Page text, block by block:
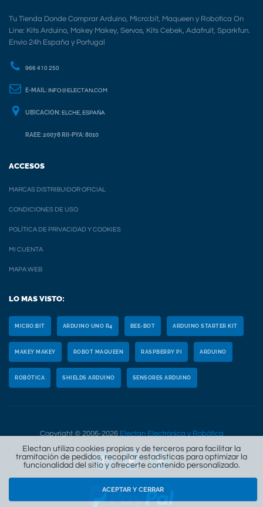
Tu Tienda Donde Comprar Arduino, Micro:bit, Maqueen y Robotica On
Line: Kits Arduino, Makey Makey, Servos, Kits Cebek, Adafruit, Sparkfun.
Envio 24h España y Portugal
966 410 250
E-MAIL: INFO@ELECTAN.COM
UBICACION: ELCHE, ESPAÑA
RAEE: 20078 RII-PYA: 8010
ACCESOS
MARCAS DISTRIBUIDOR OFICIAL
CONDICIONES DE USO
POLÍTICA DE PRIVACIDAD Y COOKIES
MI CUENTA
MAPA WEB
LO MAS VISTO:
MICRO:BIT ARDUINO UNO R4 BEE-BOT ARDUINO STARTER KIT
MAKEY MAKEY ROBOT MAQUEEN RASPBERRY PI ARDUINO
ROBÓTICA SHIELDS ARDUINO SENSORES ARDUINO
Copyright © 2006-2026 Electan Electrónica y Robótica
Electan utiliza cookies propias y de terceros para facilitar la
tramitación de pedidos, recopilar estadísticas para optimizar la
funcionalidad del sitio y ofrecerte contenido personalizado.
ACEPTAR Y CERRAR